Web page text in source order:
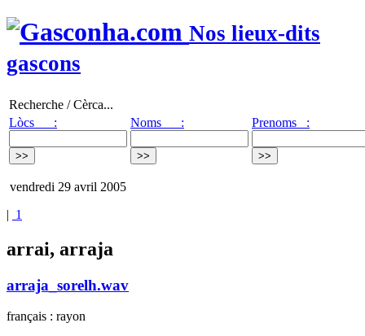
Nos lieux-dits
gascons
Recherche / Cèrca...
Lòcs :
Noms : Prenoms :
vendredi 29 avril 2005
| 1
arrai, arraja
arraja_sorelh.wav
français : rayon